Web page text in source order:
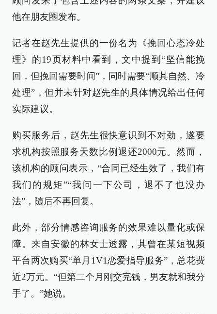
他在朋友圈发布。
记者在赵先生提供的一份名为《挽回心态冷处
理》的19页材料中看到，文中提到“坚信能挽
回，但挽回需要时间”，同时需要“顺其自然、冷
处理”，但并未针对赵先生的具体情况给出任何
实际建议。
购买服务后，赵先生很快意识到不对劲，遂要
求机构按照服务天数比例退还2000元。然而，
该机构的顾问表示，“合同已经生效了，我们有
我们的规矩”“我问一下公司，退不了也没办
法”，随后不再回复。
此外，部分情感咨询服务的效果难以量化或保
障。来自安徽的林女士透露，其曾在某短视频
平台两次购买“单月1V1恋爱指导服务”，总花费
近2万元。“但第二个月刚交完钱，男友就和我分
手了。”她说。